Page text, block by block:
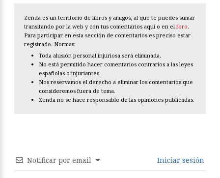
Zenda es un territorio de libros y amigos, al que te puedes sumar
transitando por la web y con tus comentarios aquí o en el foro.
Para participar en esta sección de comentarios es preciso estar
registrado. Normas:
Toda alusión personal injuriosa será eliminada.
No está permitido hacer comentarios contrarios a las leyes
españolas o injuriantes.
Nos reservamos el derecho a eliminar los comentarios que
consideremos fuera de tema.
Zenda no se hace responsable de las opiniones publicadas.
Notificar por email Iniciar sesión